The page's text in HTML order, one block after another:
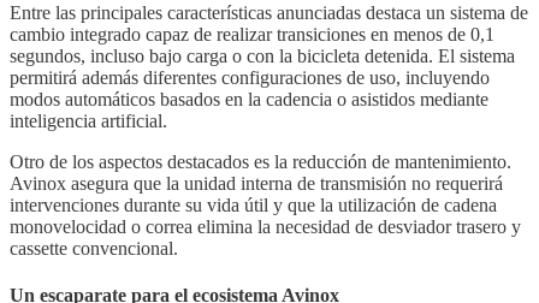
Entre las principales características anunciadas destaca un sistema de
cambio integrado capaz de realizar transiciones en menos de 0,1
segundos, incluso bajo carga o con la bicicleta detenida. El sistema
permitirá además diferentes configuraciones de uso, incluyendo
modos automáticos basados en la cadencia o asistidos mediante
inteligencia artificial.
Otro de los aspectos destacados es la reducción de mantenimiento.
Avinox asegura que la unidad interna de transmisión no requerirá
intervenciones durante su vida útil y que la utilización de cadena
monovelocidad o correa elimina la necesidad de desviador trasero y
cassette convencional.
Un escaparate para el ecosistema Avinox